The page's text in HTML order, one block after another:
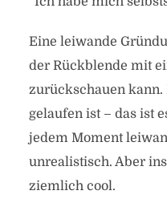
Eine leiwande
der Rückblende mit
zurückschauen
gelaufen ist – das ist
jedem Moment
unrealistisch. Aber
ziemlich cool.